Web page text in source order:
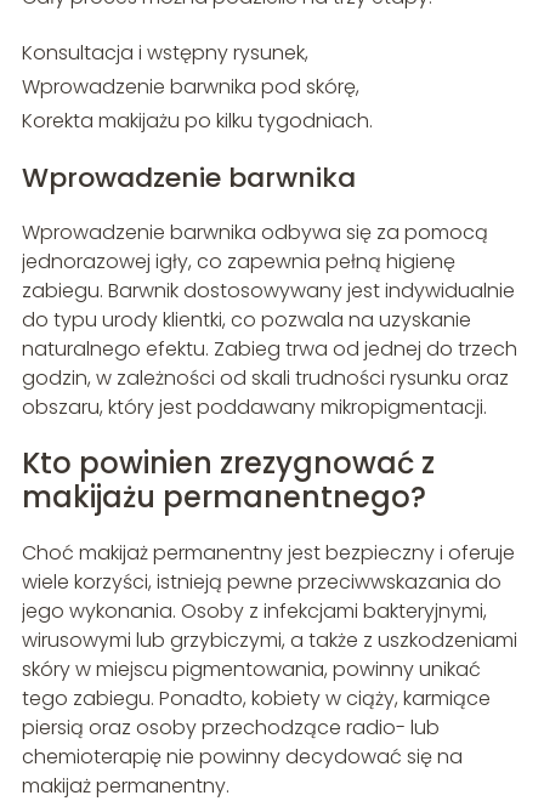
Konsultacja i wstępny rysunek,
Wprowadzenie barwnika pod skórę,
Korekta makijażu po kilku tygodniach.
Wprowadzenie barwnika
Wprowadzenie barwnika odbywa się za pomocą
jednorazowej igły, co zapewnia pełną higienę
zabiegu. Barwnik dostosowywany jest indywidualnie
do typu urody klientki, co pozwala na uzyskanie
naturalnego efektu. Zabieg trwa od jednej do trzech
godzin, w zależności od skali trudności rysunku oraz
obszaru, który jest poddawany mikropigmentacji.
Kto powinien zrezygnować z
makijażu permanentnego?
Choć makijaż permanentny jest bezpieczny i oferuje
wiele korzyści, istnieją pewne przeciwwskazania do
jego wykonania. Osoby z infekcjami bakteryjnymi,
wirusowymi lub grzybiczymi, a także z uszkodzeniami
skóry w miejscu pigmentowania, powinny unikać
tego zabiegu. Ponadto, kobiety w ciąży, karmiące
piersią oraz osoby przechodzące radio- lub
chemioterapię nie powinny decydować się na
makijaż permanentny.